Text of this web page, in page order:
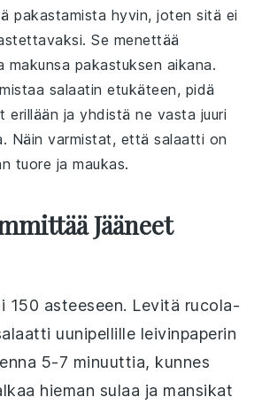
pakastamista hyvin, joten sitä ei
Se menettää
makunsa pakastuksen aikana.
salaatin etukäteen, pidä
erillään ja yhdistä ne vasta juuri
Näin varmistat, että salaatti on
tuore ja maukas.
Jääneet
150 asteeseen. Levitä rucola-
uunipellille leivinpaperin
5-7 minuuttia, kunnes
hieman sulaa ja mansikat